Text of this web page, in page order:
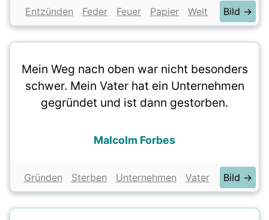
Entzünden Feder Feuer Papier Welt Bild →
Mein Weg nach oben war nicht besonders
schwer. Mein Vater hat ein Unternehmen
gegründet und ist dann gestorben.
Malcolm Forbes
Gründen Sterben Unternehmen Vater Bild →